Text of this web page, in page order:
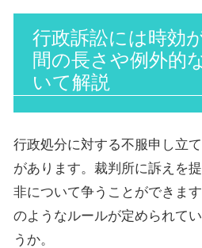
行政訴訟には時効
間の長さや例外的
いて解説
行政処分に対する不服申し立
があります。裁判所に訴えを
非について争うことができま
のようなルールが定められて
うか。